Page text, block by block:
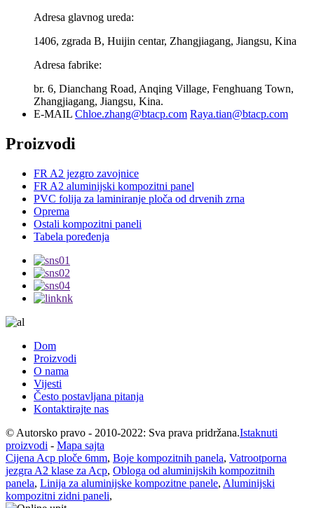
Adresa glavnog ureda:
1406, zgrada B, Huijin centar, Zhangjiagang, Jiangsu, Kina
Adresa fabrike:
br. 6, Dianchang Road, Anqing Village, Fenghuang Town,
Zhangjiagang, Jiangsu, Kina.
E-MAIL Chloe.zhang@btacp.com Raya.tian@btacp.com
Proizvodi
FR A2 jezgro zavojnice
FR A2 aluminijski kompozitni panel
PVC folija za laminiranje ploča od drvenih zrna
Oprema
Ostali kompozitni paneli
Tabela poređenja
Dom
Proizvodi
O nama
Vijesti
Često postavljana pitanja
Kontaktirajte nas
© Autorsko pravo - 2010-2022: Sva prava pridržana.Istaknuti
proizvodi - Mapa sajta
Cijena Acp ploče 6mm, Boje kompozitnih panela, Vatrootporna
jezgra A2 klase za Acp, Obloga od aluminijskih kompozitnih
panela, Linija za aluminijske kompozitne panele, Aluminijski
kompozitni zidni paneli,